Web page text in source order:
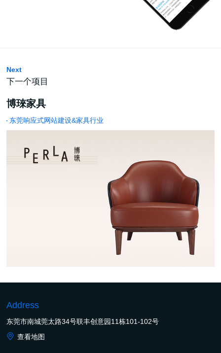
Next
下一个项目
博琜家具
东莞响应式网站建设&家具行业
Address
东莞市南城莞太路34号联丰创意园11栋101-102号
查看地图